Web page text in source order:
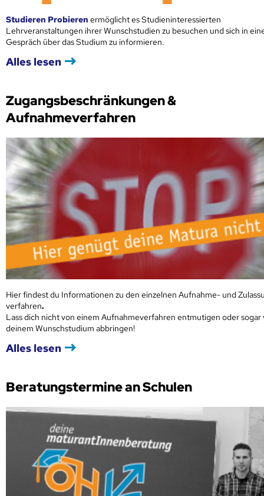
Studieren Probieren ermöglicht es Studieninteressierten
Lehrveranstaltungen ihrer Wunschstudien zu besuchen und sich in
Gespräch über das Studium zu informieren.
Alles lesen
Zugangsbeschränkungen &
Aufnahmeverfahren
Hier findest du Informationen zu den einzelnen Aufnahme- und
verfahren.
Lass dich nicht von einem Aufnahmeverfahren entmutigen oder sogar
deinem Wunschstudium abbringen!
Alles lesen
Beratungstermine an Schulen